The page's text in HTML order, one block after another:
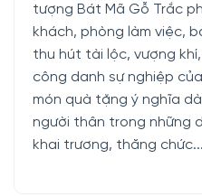
tượng Bát Mã Gỗ Trắc
khách, phòng làm việc,
thu hút tài lộc, vượng
công danh sự nghiệp
món quà tặng ý nghĩa
người thân trong những
khai trương, thăng chức...